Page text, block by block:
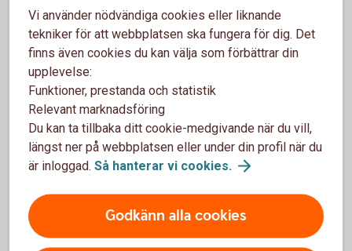
pension?
Börjar du närma dig pensionen? Förbered dig genom
Vi använder nödvändiga cookies eller liknande
tekniker för att webbplatsen ska fungera för dig. Det
finns även cookies du kan välja som förbättrar din
upplevelse:
Funktioner, prestanda och statistik
Relevant marknadsföring
Du kan ta tillbaka ditt cookie-medgivande när du vill,
längst ner på webbplatsen eller under din profil när du
är inloggad. Så hanterar vi cookies.
Godkänn alla cookies